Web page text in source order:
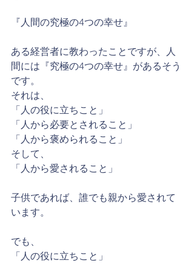
『人間の究極の4つの幸せ』
ある経営者に教わったことですが、人
間には『究極の4つの幸せ』があるそう
です。
それは、
「人の役に立ちこと」
「人から必要とされること」
「人から褒められること」
そして、
「人から愛されること」
子供であれば、誰でも親から愛されて
います。
でも、
「人の役に立ちこと」